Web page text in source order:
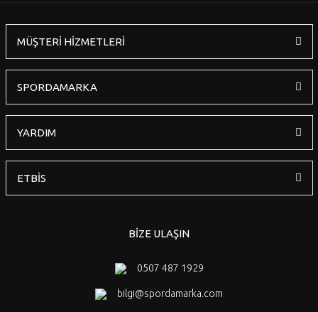
Gönder
MÜŞTERİ HİZMETLERİ
SPORDAMARKA
YARDIM
ETBİS
BİZE ULAŞIN
0507 487 1929
bilgi@spordamarka.com